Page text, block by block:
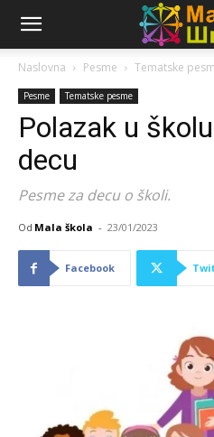
Naslovna Pesme Tematske
Pesme Tematske pesme
Polazak u
decu
Pesme za decu o školi.
Od Mala škola - 23/01/2023
Facebook